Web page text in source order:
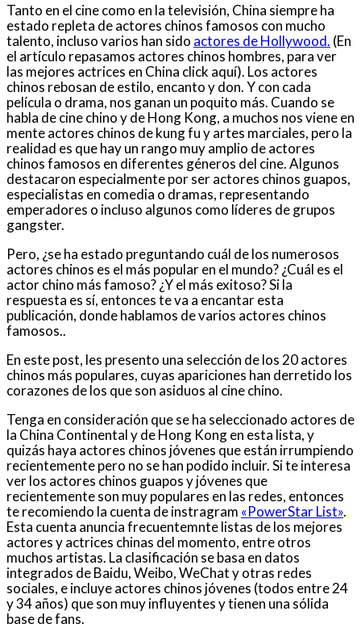
Tanto en el cine como en la televisión, China siempre ha
estado repleta de actores chinos famosos con mucho
talento, incluso varios han sido actores de Hollywood. (En
el artículo repasamos actores chinos hombres, para ver
las mejores actrices en China click aquí). Los actores
chinos rebosan de estilo, encanto y don. Y con cada
película o drama, nos ganan un poquito más. Cuando se
habla de cine chino y de Hong Kong, a muchos nos viene en
mente actores chinos de kung fu y artes marciales, pero la
realidad es que hay un rango muy amplio de actores
chinos famosos en diferentes géneros del cine. Algunos
destacaron especialmente por ser actores chinos guapos,
especialistas en comedia o dramas, representando
emperadores o incluso algunos como líderes de grupos
gangster.
Pero, ¿se ha estado preguntando cuál de los numerosos
actores chinos es el más popular en el mundo? ¿Cuál es el
actor chino más famoso? ¿Y el más exitoso? Si la
respuesta es sí, entonces te va a encantar esta
publicación, donde hablamos de varios actores chinos
famosos..
En este post, les presento una selección de los 20 actores
chinos más populares, cuyas apariciones han derretido los
corazones de los que son asiduos al cine chino.
Tenga en consideración que se ha seleccionado actores de
la China Continental y de Hong Kong en esta lista, y
quizás haya actores chinos jóvenes que están irrumpiendo
recientemente pero no se han podido incluir. Si te interesa
ver los actores chinos guapos y jóvenes que
recientemente son muy populares en las redes, entonces
te recomiendo la cuenta de instragram «PowerStar List».
Esta cuenta anuncia frecuentemnte listas de los mejores
actores y actrices chinas del momento, entre otros
muchos artistas. La clasificación se basa en datos
integrados de Baidu, Weibo, WeChat y otras redes
sociales, e incluye actores chinos jóvenes (todos entre 24
y 34 años) que son muy influyentes y tienen una sólida
base de fans.